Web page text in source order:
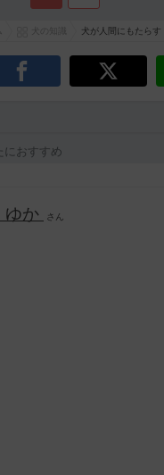
犬が人間にもたら
におすすめ
か さん